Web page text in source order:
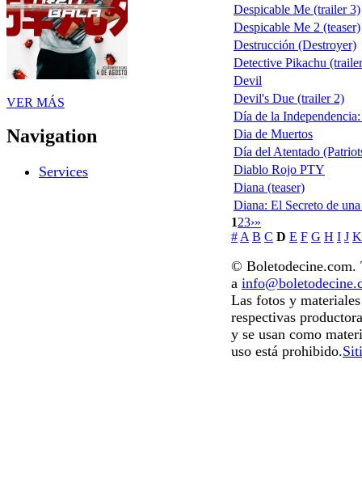
VER MÁS
Navigation
Services
Despicable Me (trailer 3)
Despicable Me 2 (teaser)
Destrucción (Destroyer)
Detective Pikachu
Devil
Devil's Due (trailer 2)
Día de la
Dia de Muertos
Día del Atentado
Diablo Rojo PTY
Diana (teaser)
Diana: El Secreto de
123›»
# A B C D E F G H I J K
© Boletodecine.com.
a
Las fotos y
respectivas
y se usan como
uso está prohibido.